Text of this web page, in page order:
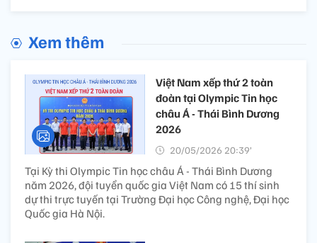
Xem thêm
Việt Nam xếp thứ 2 toàn
đoàn tại Olympic Tin học
châu Á - Thái Bình Dương
2026
20/05/2026 20:39’
Tại Kỳ thi Olympic Tin học châu Á - Thái Bình Dương
năm 2026, đội tuyển quốc gia Việt Nam có 15 thí sinh
dự thi trực tuyến tại Trường Đại học Công nghệ, Đại học
Quốc gia Hà Nội.